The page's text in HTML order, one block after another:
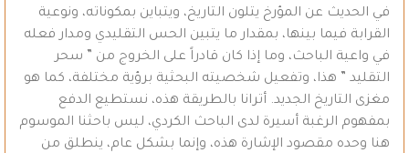
في الحديث عن المؤرخ يتلون التاريخ، ويتباين بمكوناته، ونوعية
القرابة فيما بينها، بمقدار ما يتبين الحس التقليدي ومدار فعله
في واعية الباحث، وما إذا كان قادراً على الخروج من ” سحر
التقليد ” هذا، وتفعيل شخصيته البحثية برؤية مختلفة، كما هو
مغزى التاريخ الجديد. أترانا بالطريقة هذه، نستطيع الدفع
بمفهوم الرغبة أسيرة لدى الباحث الكردي، ليس باحثنا الموسوم
هنا وحده مقصود الإشارة هذه، وإنما بشكل عام، ينطلق من